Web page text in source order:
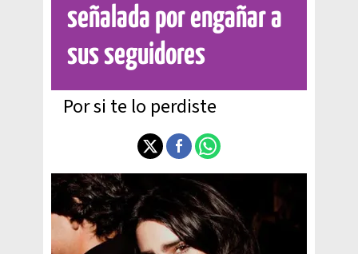
señalada por engañar a
sus seguidores
Por si te lo perdiste